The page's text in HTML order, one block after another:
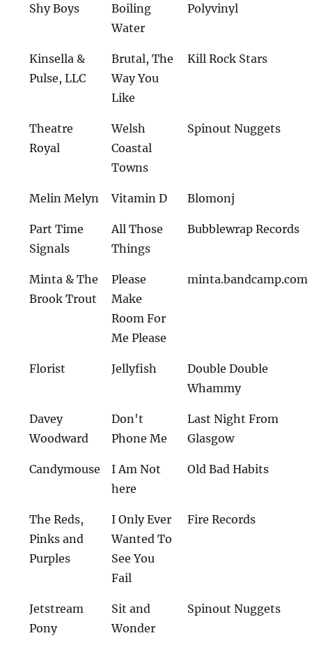
Shy Boys
Boiling
Water
Polyvinyl
Kinsella &
Pulse, LLC
Brutal, The
Way You
Like
Kill Rock Stars
Theatre
Royal
Welsh
Coastal
Towns
Spinout Nuggets
Melin Melyn Vitamin D Blomonj
Part Time
Signals
All Those
Things
Bubblewrap Records
Minta & The
Brook Trout
Please
Make
Room For
Me Please
minta.bandcamp.com
Florist Jellyfish
Double Double
Whammy
Davey
Woodward
Don't
Phone Me
Last Night From
Glasgow
Candymouse
I Am Not
here
Old Bad Habits
The Reds,
Pinks and
Purples
I Only Ever
Wanted To
See You
Fail
Fire Records
Jetstream
Pony
Sit and
Wonder
Spinout Nuggets